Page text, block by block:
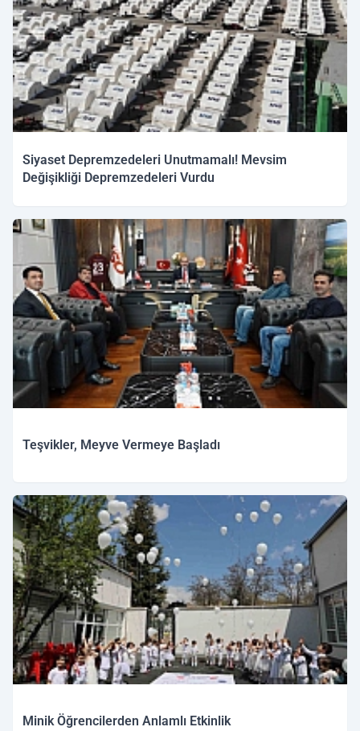
Siyaset Depremzedeleri Unutmamalı! Mevsim
Değişikliği Depremzedeleri Vurdu
Teşvikler, Meyve Vermeye Başladı
Minik Öğrencilerden Anlamlı Etkinlik